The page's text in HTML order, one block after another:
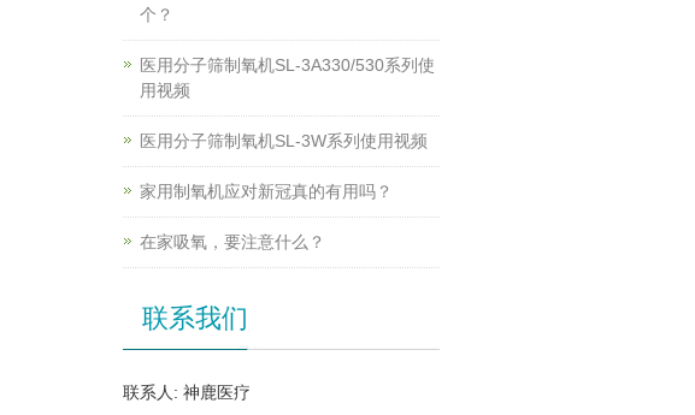
个？
医用分子筛制氧机SL-3A330/530系列使
用视频
医用分子筛制氧机SL-3W系列使用视频
家用制氧机应对新冠真的有用吗？
在家吸氧，要注意什么？
联系我们
联系人: 神鹿医疗